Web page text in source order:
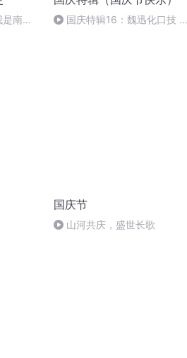
是南
国庆特辑16：魏迅化口技 二
国庆节
山河共庆，盛世长歌